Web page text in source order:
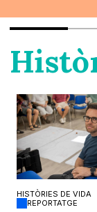
HISTÒRIES DE VIDA
REPORTATGE